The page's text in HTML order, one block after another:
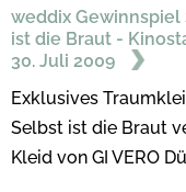
weddix Gewinnspiel
ist die Braut -
30. Juli 2009
Exklusives
Selbst ist die Braut
Kleid von GI VERO